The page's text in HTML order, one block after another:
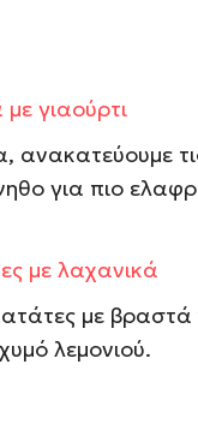
γιαούρτι
ανακατεύουμε
για πιο
με λαχανικά
με
λεμονιού.